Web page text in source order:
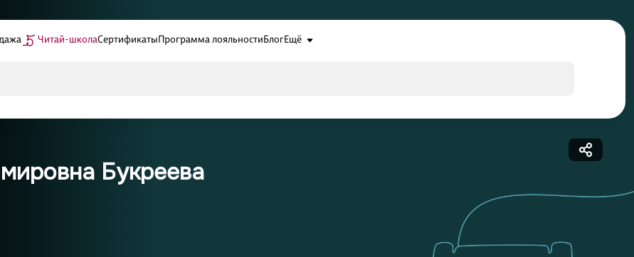
Читай-школаСертификатыПрограмма лояльностиБлогЕщё
Букреева